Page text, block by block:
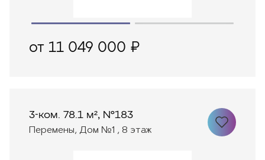
от 11 049 000 ₽
3-ком. 78.1 м², №183
Перемены, Дом №1 , 8 этаж